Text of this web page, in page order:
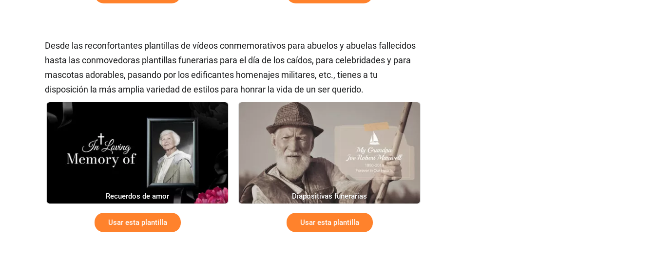
Desde las reconfortantes plantillas de vídeos conmemorativos para abuelos y abuelas fallecidos
hasta las conmovedoras plantillas funerarias para el día de los caídos, para celebridades y para
mascotas adorables, pasando por los edificantes homenajes militares, etc., tienes a tu
disposición la más amplia variedad de estilos para honrar la vida de un ser querido.
Recuerdos de amor
Usar esta plantilla
Diapositivas funerarias
Usar esta plantilla